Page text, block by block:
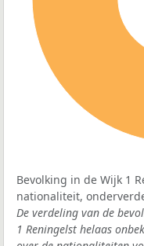
Bevolking in de Wijk 1
nationaliteit,
De verdeling van de
1 Reningelst helaas